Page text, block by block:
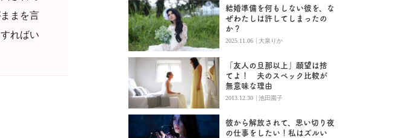
まを言
ればい
結婚準備を何もしない彼を、な
ぜわたしは許してしまったの
か？
2025.11.06 | 大泉りか
「友人の旦那以上」願望は捨
てよ！ 夫のスペック比較が
無意味な理由
2013.12.30 | 池田園子
彼から解放されて、思い切り夜
の仕事をしたい！私はズルい